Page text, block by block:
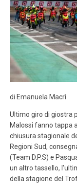
CALENDARIO
NEWS
BLOG
MALOSSI RACING
VELOCE EROI NEL VENTO
PHOTOGALLERY
CLASSIFICHE
di Emanuela Macrì
Ultimo giro di giostra
Malossi fanno tappa
chiusura stagionale
Regioni Sud,
(Team D.P.S) e
un altro tassello,
della stagione del